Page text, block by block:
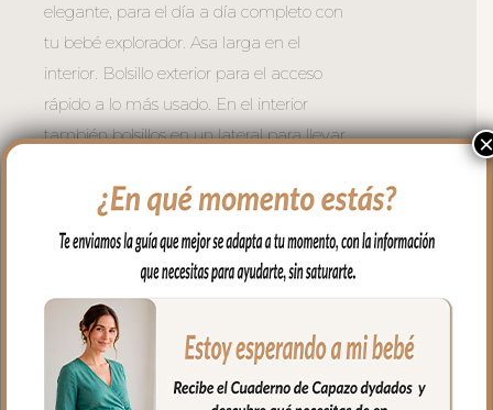
elegante, para el día a día completo con
tu bebé explorador. Asa larga en el
interior. Bolsillo exterior para el acceso
rápido a lo más usado. En el interior
también bolsillos en un lateral para llevar
—BOLSO BARCO Toile – Marinero (36 ×
29 × 12 cm) — cómodo y versátil, para las
salidas más largas por el bosque de la
ciudad. Asa larga regulable. Bolsillo
exterior para el acceso rápido a lo más
usado. En el interior también bolsillos en
un lateral para llevar todo organizado.
×